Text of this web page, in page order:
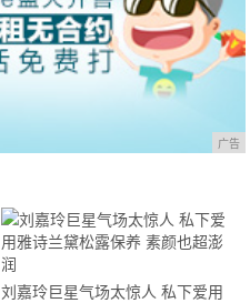
广告
刘嘉玲巨星气场太惊人 私下爱用